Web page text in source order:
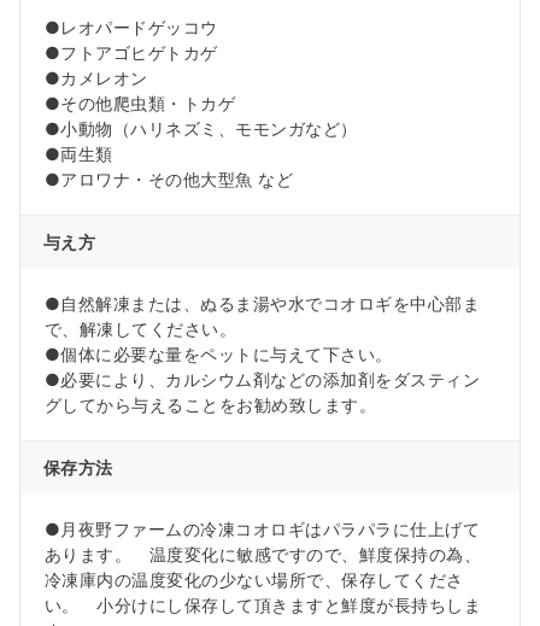
●レオパードゲッコウ
●フトアゴヒゲトカゲ
●カメレオン
●その他爬虫類・トカゲ
●小動物（ハリネズミ、モモンガなど）
●両生類
●アロワナ・その他大型魚 など
与え方
●自然解凍または、ぬるま湯や水でコオロギを中心部ま
で、解凍してください。
●個体に必要な量をペットに与えて下さい。
●必要により、カルシウム剤などの添加剤をダスティン
グしてから与えることをお勧め致します。
保存方法
●月夜野ファームの冷凍コオロギはパラパラに仕上げて
あります。 温度変化に敏感ですので、鮮度保持の為、
冷凍庫内の温度変化の少ない場所で、保存してくださ
い。 小分けにし保存して頂きますと鮮度が長持ちしま